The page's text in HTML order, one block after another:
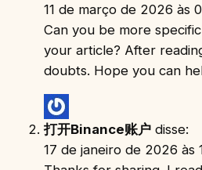
11 de março de 2026 às
Can you be more
your article? After
doubts. Hope you can
打开Binance账户 disse:
17 de janeiro de 2026 às